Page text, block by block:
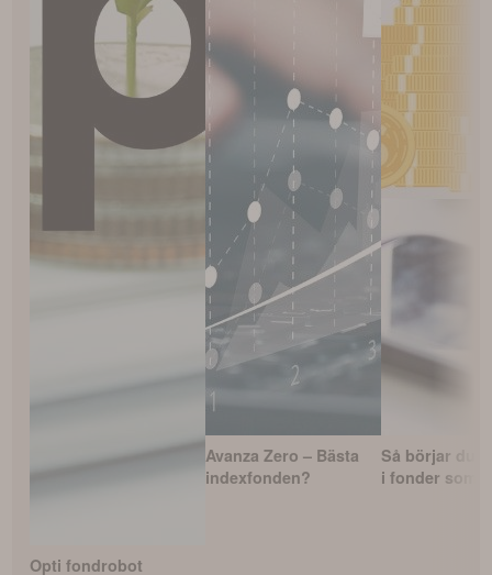
Opti fondrobot
Avanza Zero – Bästa
indexfonden?
Så börjar du
i fonder som